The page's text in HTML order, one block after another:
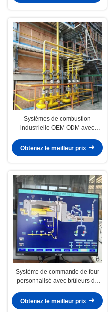
Systèmes de combustion
industrielle OEM ODM avec
matériaux de mélange
Obtenez le meilleur prix
Système de commande de four
personnalisé avec brûleurs de
Obtenez le meilleur prix